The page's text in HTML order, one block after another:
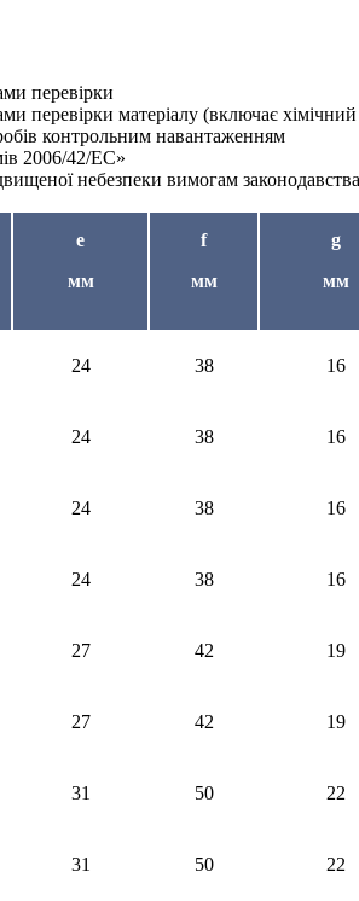
перевірки
перевірки матеріалу (включає хімічний
контрольним навантаженням
2006/42/EC»
небезпеки вимогам
e
мм
f
мм
g
мм
24 38 16
24 38 16
24 38 16
24 38 16
27 42 19
27 42 19
31 50 22
31 50 22